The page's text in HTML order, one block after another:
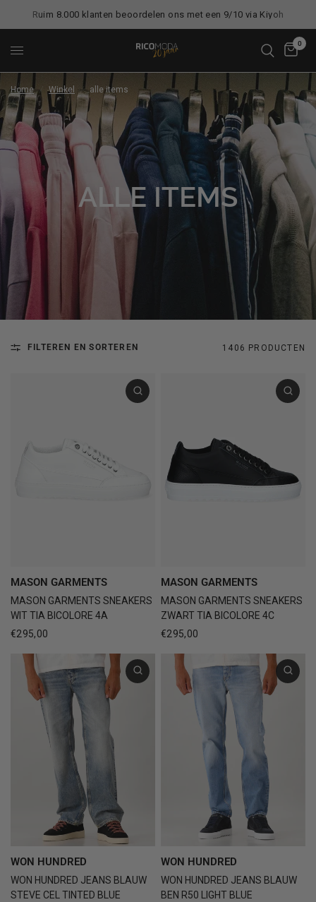
Ruim 8.000 klanten beoordelen ons met een 9/10 via Kiyoh
0
Home / Winkel / alle items
ALLE ITEMS
FILTEREN EN SORTEREN 1406 PRODUCTEN
MASON GARMENTS
MASON GARMENTS SNEAKERS
WIT TIA BICOLORE 4A
€295,00
MASON GARMENTS
MASON GARMENTS SNEAKERS
ZWART TIA BICOLORE 4C
€295,00
WON HUNDRED
WON HUNDRED JEANS BLAUW
STEVE CEL TINTED BLUE
WON HUNDRED
WON HUNDRED JEANS BLAUW
BEN R50 LIGHT BLUE